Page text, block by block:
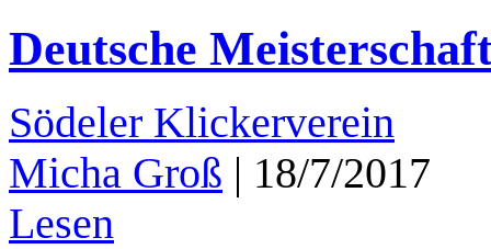
Deutsche
Södeler Klickerverein
Micha Groß | 18/7/2017
Lesen